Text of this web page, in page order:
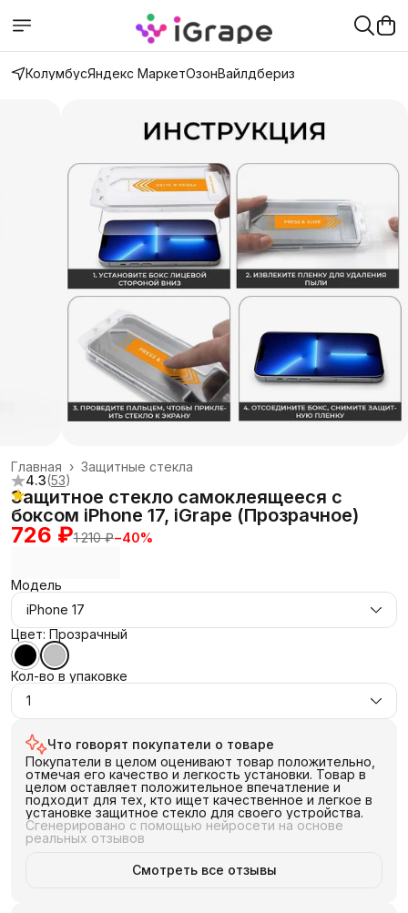
КолумбусЯндекс МаркетОзонВайлдбериз
Защитные стекла
Главная ›
4.3(53)
Защитное стекло самоклеящееся с
боксом iPhone 17, iGrape (Прозрачное)
726 ₽1 210 ₽−40%
Модель
iPhone 17
Цвет: Прозрачный
Кол-во в упаковке
1
Что говорят покупатели о товаре
Покупатели в целом оценивают товар положительно,
отмечая его качество и легкость установки. Товар в
целом оставляет положительное впечатление и
подходит для тех, кто ищет качественное и легкое в
установке защитное стекло для своего устройства.
Сгенерировано с помощью нейросети на основе
реальных отзывов
Смотреть все отзывы